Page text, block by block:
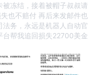
冻结，接着被帽子叔叔请
也不赔付 再后来发邮件也
务，永远是机器人自动官
台帮我追回损失22700美金